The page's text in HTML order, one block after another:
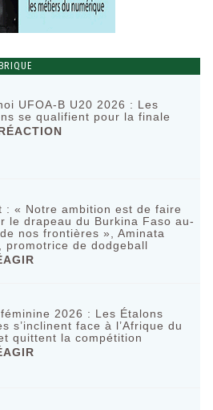
UFOA-B U20 2026 : Les
se qualifient pour la finale
: « Notre ambition est de faire
le drapeau du Burkina Faso au-
nos frontières », Aminata
promotrice de dodgeball
2026 : Les Étalons
s’inclinent face à l’Afrique du
quittent la compétition